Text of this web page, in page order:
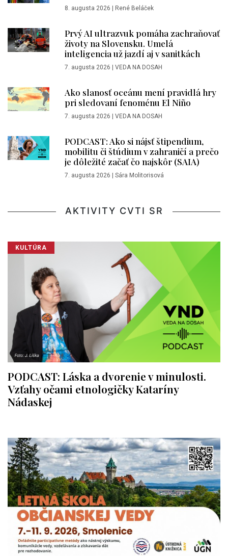
8. augusta 2026 René Beláček
Prvý AI ultrazvuk pomáha zachraňovať
životy na Slovensku. Umelá
inteligencia už jazdí aj v sanitkách
7. augusta 2026 VEDA NA DOSAH
Ako slanosť oceánu mení pravidlá hry
pri sledovaní fenoménu El Niño
7. augusta 2026 VEDA NA DOSAH
PODCAST: Ako si nájsť štipendium,
mobilitu či štúdium v zahraničí a prečo
je dôležité začať čo najskôr (SAIA)
7. augusta 2026 Sára Molitorisová
AKTIVITY CVTI SR
KULTÚRA
PODCAST: Láska a dvorenie v minulosti.
Vzťahy očami etnologičky Kataríny
Nádaskej